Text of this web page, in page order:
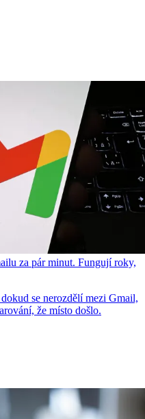
za pár minut. Fungují roky,
se nerozdělí mezi Gmail,
že místo došlo.